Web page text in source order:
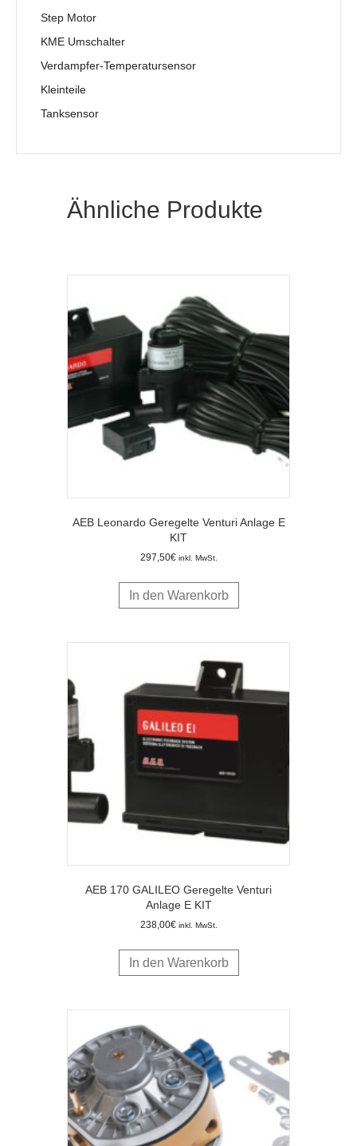
Step Motor
KME Umschalter
Verdampfer-Temperatursensor
Kleinteile
Tanksensor
Ähnliche Produkte
AEB Leonardo Geregelte Venturi Anlage E
KIT
297,50€ inkl. MwSt.
In den Warenkorb
AEB 170 GALILEO Geregelte Venturi
Anlage E KIT
238,00€ inkl. MwSt.
In den Warenkorb